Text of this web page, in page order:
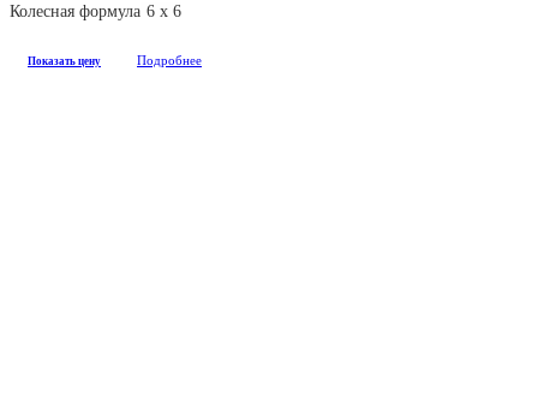
Колесная формула 6 х 6
Показать цену Подробнее